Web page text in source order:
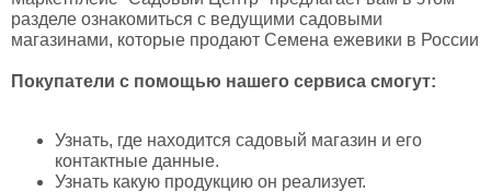
разделе ознакомиться с ведущими садовыми
магазинами, которые продают Семена ежевики в России
Покупатели с помощью нашего сервиса смогут:
Узнать, где находится садовый магазин и его
контактные данные.
Узнать какую продукцию он реализует.